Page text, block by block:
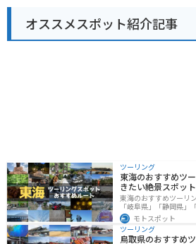
しても知られており、四季
きます。 【おすすめのお土産】 * 昭和村産の新鮮野菜 *
きのこ * 山菜 * ひもかわう
オススメスポット紹介記事
ツーリング
東海のおすすめツ
きたい絶景スポッ
東海のおすすめツーリ
「岐阜県」「静岡県
光地紹介します。自然
し、四季折々の景色を
す。バイクで東海にツ
ださい。
モトスポット
ツーリング
鳥取県のおすすめ